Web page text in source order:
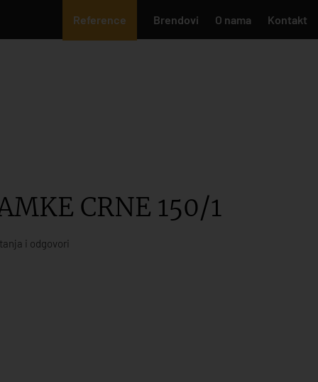
Reference Brendovi O nama Kontakt
CRNE 150/1
i odgovori